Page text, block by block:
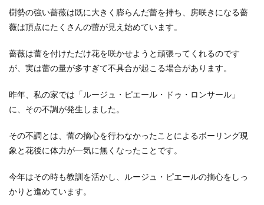
樹勢の強い薔薇は既に大きく膨らんだ蕾を持ち、房咲きになる薔
薇は頂点にたくさんの蕾が見え始めています。
薔薇は蕾を付けただけ花を咲かせようと頑張ってくれるのです
が、実は蕾の量が多すぎて不具合が起こる場合があります。
昨年、私の家では「ルージュ・ピエール・ドゥ・ロンサール」
に、その不調が発生しました。
その不調とは、蕾の摘心を行わなかったことによるボーリング現
象と花後に体力が一気に無くなったことです。
今年はその時も教訓を活かし、ルージュ・ピエールの摘心をしっ
かりと進めています。